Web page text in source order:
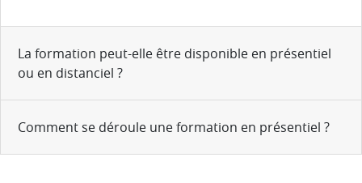
La formation peut-elle être disponible en présentiel
ou en distanciel ?
Comment se déroule une formation en présentiel ?